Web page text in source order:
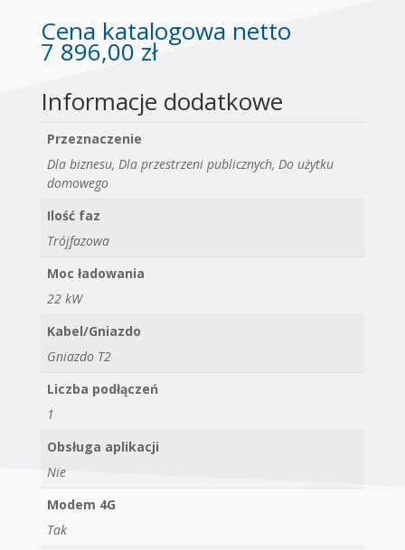
Cena katalogowa netto
7 896,00 zł
Informacje dodatkowe
Przeznaczenie
Dla biznesu, Dla przestrzeni publicznych, Do użytku
domowego
Ilość faz
Trójfazowa
Moc ładowania
22 kW
Kabel/Gniazdo
Gniazdo T2
Liczba podłączeń
1
Obsługa aplikacji
Nie
Modem 4G
Tak